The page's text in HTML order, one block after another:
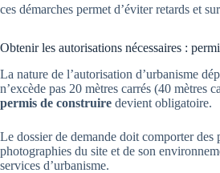
ces démarches permet d’éviter retards et
Obtenir les autorisations nécessaires :
La nature de l’autorisation d’urbanisme
n’excède pas 20 mètres carrés (40 mètres
permis de construire devient obligatoire.
Le dossier de demande doit comporter des
photographies du site et de son
services d’urbanisme.